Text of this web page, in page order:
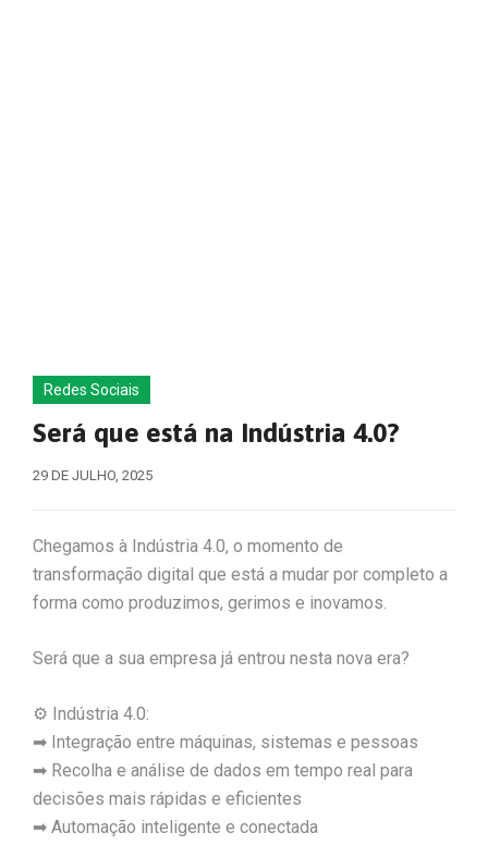
Redes Sociais
Será que está na Indústria 4.0?
29 DE JULHO, 2025
Chegamos à Indústria 4.0, o momento de
transformação digital que está a mudar por completo a
forma como produzimos, gerimos e inovamos.
Será que a sua empresa já entrou nesta nova era?
⚙️ Indústria 4.0:
➡ Integração entre máquinas, sistemas e pessoas
➡ Recolha e análise de dados em tempo real para
decisões mais rápidas e eficientes
➡ Automação inteligente e conectada